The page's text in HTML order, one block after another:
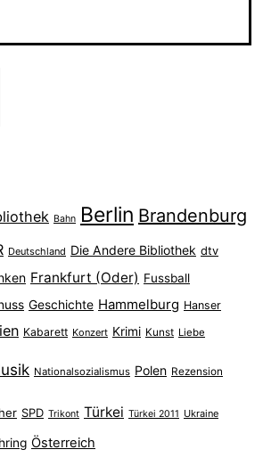
Bahn Berlin Brandenburg
Deutschland Die Andere Bibliothek dtv
Frankfurt (Oder) Fussball
Geschichte Hammelburg Hanser
Kabarett Konzert Krimi Kunst Liebe
Nationalsozialismus Polen Rezension
SPD Trikont Türkei Türkei 2011 Ukraine
Österreich